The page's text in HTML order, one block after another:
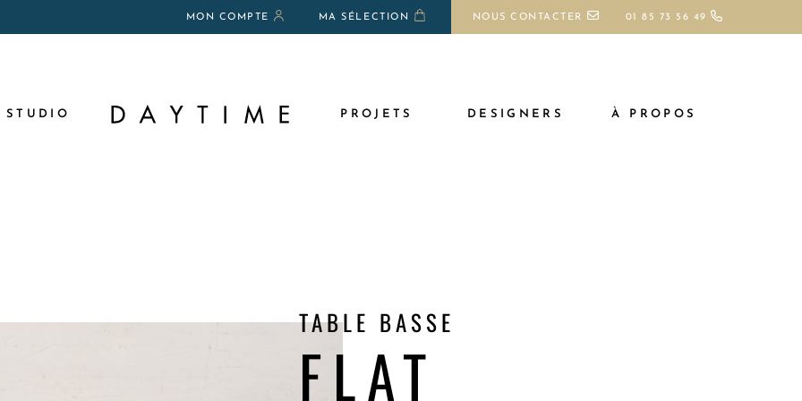
MON COMPTE MA SÉLECTION NOUS CONTACTER 01 85 73 56 49
STUDIO PROJETS DESIGNERS À PROPOS
TABLE BASSE
FLAT